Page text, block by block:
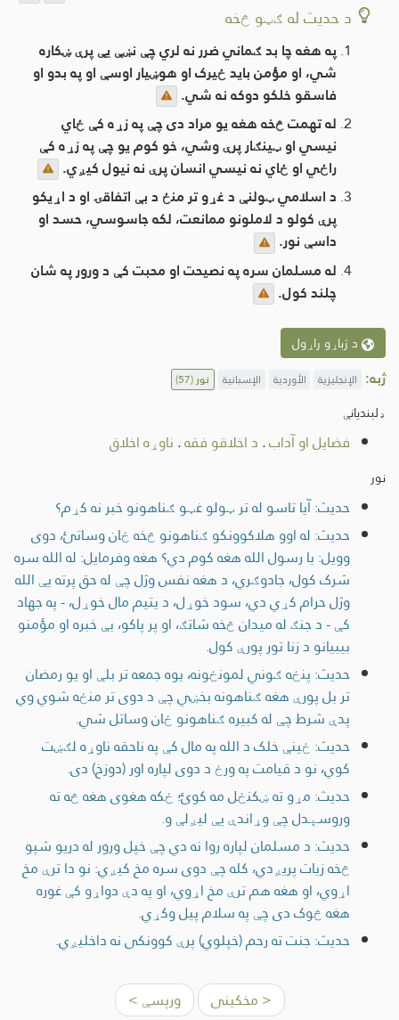
د حديث له ګټو څخه
په هغه چا بد ګماني ضرر نه لري چې نښې یې پرې ښکاره
شي، او مؤمن باید ځیرک او هوښیار اوسې او په بدو او
فاسقو خلکو دوکه نه شي.
له تهمت څخه هغه یو مراد دی چې په زړه کې ځاي
نیسي او ټینګار پرې وشي، خو کوم یو چې په زړه کې
راځي او ځاي نه نیسي انسان پرې نه نیول کیږي.
د اسلامي ټولنې د غړو تر منځ د بې اتفاقۍ او د اړیکو
پرې کولو د لاملونو ممانعت، لکه جاسوسي، حسد او
داسې نور.
له مسلمان سره په نصیحت او محبت کې د ورور په شان
چلند کول.
د ژباړو راړول
ژبه: الإنجليزية الأوردية الإسبانية نور(57)
ډلبندیانې
فضایل او آداب. د اخلاقو فقه. ناوړه اخلاق
نور
حدیث: آیا تاسو له تر ټولو غټو ګناهونو خبر نه کړم؟
حدیث: له اوو هلاکوونکو ګناهونو څخه ځان وساتئ، دوی
وويل: يا رسول الله هغه کوم دي؟ هغه وفرمايل: له الله سره
شرک كول، جادوګري، د هغه نفس وژل چې له حق پرته یې الله
وژل حرام كړي دي، سود خوړل، د يتيم مال خوړل، - په جهاد
کې - د جنګ له میدان څخه شاتګ، او پر پاکو، بې خبره او مؤمنو
بیبیانو د زنا تور پورې کول.
حدیث: پنځه ګوني لمونځونه، یوه جمعه تر بلې او یو رمضان
تر بل پورې هغه ګناهونه بخښي چې د دوی تر منځه شوي وي
پدې شرط چې له کبیره ګناهونو ځان وساتل شي.
حدیث: ځینې خلک د الله په مال کې په ناحقه ناوړه لګښت
کوي، نو د قیامت په ورځ د دوی لپاره اور (دوزخ) دی.
حدیث: مړو ته ښکنځل مه کوئ؛ ځکه هغوی هغه څه ته
وروسېدل چې وړاندې یې لیږلې و.
حدیث: د مسلمان لپاره روا نه دي چې خپل ورور له دریو شپو
څخه زیات پریږدي، کله چې دوی سره مخ کیږي: نو دا ترې مخ
اړوي، او هغه هم ترې مخ اړوي، او په دې دواړو کې غوره
هغه څوک دی چې په سلام پیل وکړي.
حدیث: جنت ته رحم (خپلوي) پرې کوونکی نه داخلیږي.
< مخکینی ورپسې >